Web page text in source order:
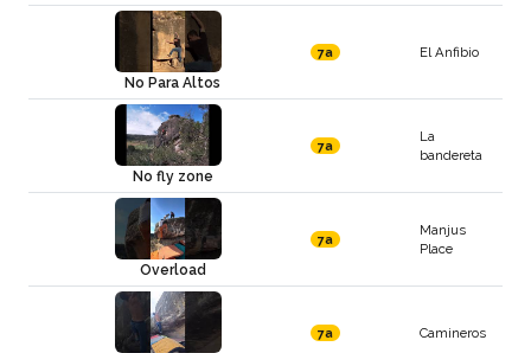
No Para Altos
7a El Anfibio
No fly zone
7a
La
bandereta
Overload
7a
Manjus
Place
7a Camineros